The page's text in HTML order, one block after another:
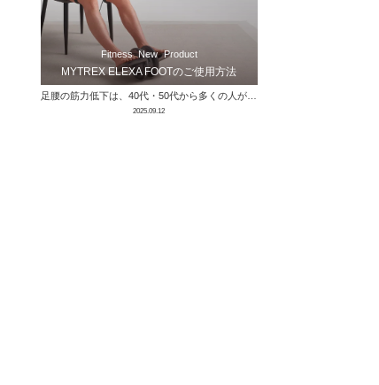
Fitness New Product
MYTREX ELEXA FOOTのご使用方法
2025.09.12